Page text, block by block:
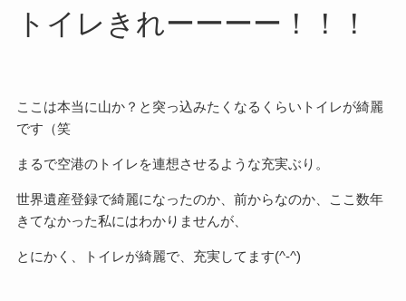
トイレきれーーーー！！！
ここは本当に山か？と突っ込みたくなるくらいトイレが綺麗
です（笑
まるで空港のトイレを連想させるような充実ぶり。
世界遺産登録で綺麗になったのか、前からなのか、ここ数年
きてなかった私にはわかりませんが、
とにかく、トイレが綺麗で、充実してます(^-^)